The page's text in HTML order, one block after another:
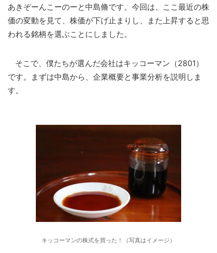
あきぞーんこーのーと中島脩です。今回は、ここ最近の株
価の変動を見て、株価が下げ止まりし、また上昇すると思
われる銘柄を選ぶことにしました。
そこで、僕たちが選んだ会社はキッコーマン（2801）
です。まずは中島から、企業概要と事業分析を説明しま
す。
キッコーマンの株式を買った！（写真はイメージ）